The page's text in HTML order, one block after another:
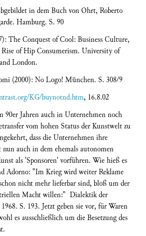
in dem Buch von Ohrt, Roberto
Hamburg. S. 90
The Conquest of Cool:Business Culture,
of Hip Consumerism. University of
London.
(2000): No Logo! München. S. 308/9
KG/buynotnd.htm, 16.8.02
90er Jahren auch in Unternehmen noch
vom hohen Status der Kunstwelt zu
dass die Unternehmen ihre
auch in dem ehemals autonomen
als 'Sponsoren' vorführen. Wie hieß es
Adorno: "Im Krieg wird weiter Reklame
nicht mehr lieferbar sind, bloß um der
Macht willen:" Dialektik der
S. 193. Jetzt geben sie vor, für Waren
es ausschließlich um die Besetzung des